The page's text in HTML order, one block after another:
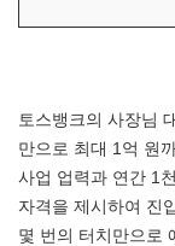
토스뱅크의 사장님
만으로 최대 1억 원
사업 업력과 연간 1
자격을 제시하여 진
몇 번의 터치만으로